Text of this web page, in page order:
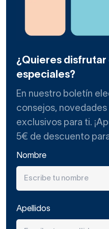
baños de estilo
o contemporáneo.
Qué acabado
mampara
final del conjunto. En
acabados que mejor
combinación más
actuales. Encaja en
contemporáneos.
¿Quieres disfrutar
especiales?
En nuestro boletín
consejos,
exclusivos para ti.
5€ de descuento
Nombre
Apellidos